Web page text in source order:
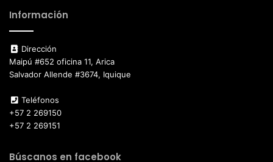
Información
Dirección
Maipú #652 oficina 11, Arica
Salvador Allende #3674, Iquique
Teléfonos
+57 2 269150
+57 2 269151
Búscanos en facebook